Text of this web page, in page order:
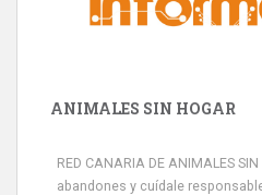
ANIMALES SIN HOGAR
RED CANARIA DE ANIMALES
abandones y cuídale